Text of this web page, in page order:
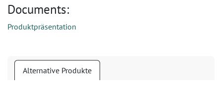
Documents:
Produktpräsentation
Alternative Produkte